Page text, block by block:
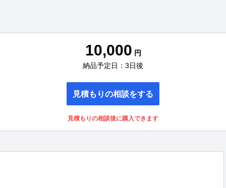
10,000 円
納品予定日：3日後
見積もりの相談をする
見積もりの相談後に購入できます